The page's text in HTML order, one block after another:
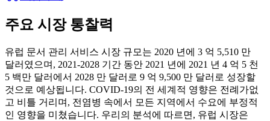
주요 시장 통찰력
유럽 ​​문서 관리 서비스 시장 규모는 2020 년에 3 억 5,510 만
달러였으며, 2021-2028 기간 동안 2021 년에 2021 년 4 억 5 천
5 백만 달러에서 2028 만 달러로 9 억 9,500 만 달러로 성장할
것으로 예상됩니다. COVID-19의 전 세계적 영향은 전례가없
고 비틀 거리며, 전염병 속에서 모든 지역에서 수요에 부정적
인 영향을 미쳤습니다. 우리의 분석에 따르면, 유럽 시장은